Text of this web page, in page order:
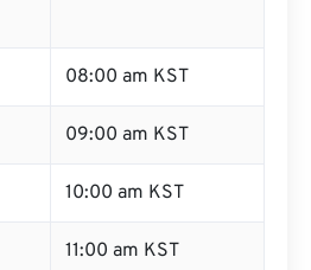
08:00 am KST
09:00 am KST
10:00 am KST
11:00 am KST